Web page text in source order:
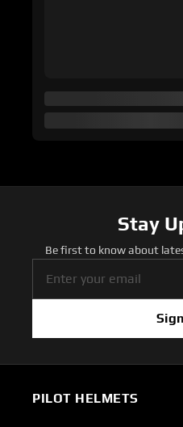
Stay
Be first to know about
PILOT HELMETS